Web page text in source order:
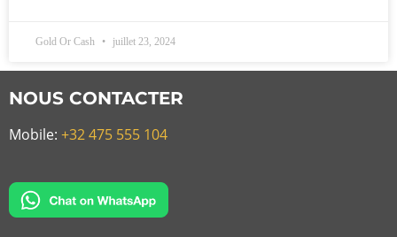
Gold Or Cash juillet 23, 2024
NOUS CONTACTER
Mobile: +32 475 555 104